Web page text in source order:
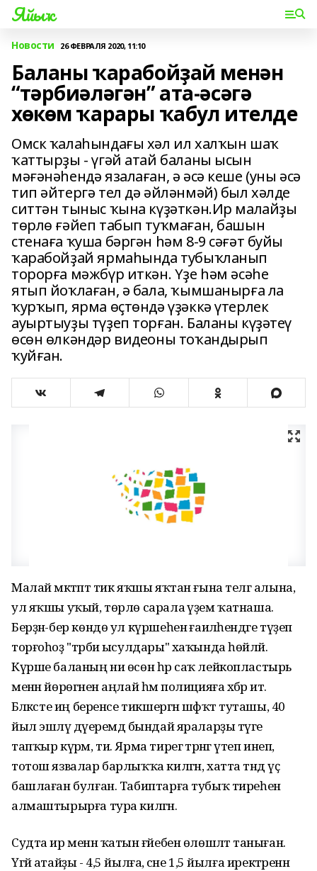
Яйыҡ
Новости 26 ФЕВРАЛЯ 2020, 11:10
Баланы ҡарабойҙай менән
“тәрбиәләгән” ата-әсәгә
хөкөм ҡарары ҡабул ителде
Омск ҡалаһындағы хәл ил халҡын шаҡ
ҡаттырҙы - үгәй атай баланы ысын
мәғәнәһендә язалаған, ә әсә кеше (уны әсә
тип әйтергә тел дә әйләнмәй) был хәлде
ситтән тыныс ҡына күҙәткән.Ир малайҙы
төрлө ғәйеп табып туҡмаған, башын
стенаға ҡуша бәргән һәм 8-9 сәғәт буйы
ҡарабойҙай ярмаһында тубыҡланып
торорға мәжбүр иткән. Үҙе һәм әсәһе
ятып йоҡлаған, ә бала, ҡымшанырға ла
ҡурҡып, ярма өҫтөндә үҙәккә үтерлек
ауыртыуҙы түҙеп торған. Баланы күҙәтеү
өсөн өлкәндәр видеоны тоҡандырып
ҡуйған.
Малай мәктәптә тик яҡшы яҡтан ғына телгә алына,
ул яҡшы уҡый, төрлө сарала әүҙем ҡатнаша.
Берҙән-бер көндө ул күршеһенә ғаиләһендәге түҙеп
торғоһоҙ "тәрбиә ысулдары" хаҡында һөйләй.
Күрше баланың ни өсөн һәр саҡ лейкопластырь
менән йөрөгәнен аңлай һәм полицияға хәбәр итә.
Бәләкәсте иң беренсе тикшергән шәфҡәт туташы, 40
йыл эшләү дәүеремдә бындай яраларҙы тәүге
тапҡыр күрәм, ти. Ярма тирегә тәрәнгә үтеп инеп,
тотош язвалар барлыҡҡа килгән, хатта тәндә үҫә
башлаған булған. Табиптарға тубыҡ тиреһен
алмаштырырға тура килгән.
Судта ир менән ҡатын ғәйебен өлөшләтә таныған.
Үгәй атайҙы - 4,5 йылға, әсәне 1,5 йылға иректәренән